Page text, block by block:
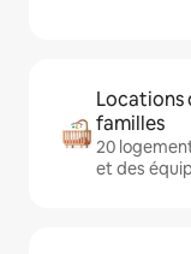
Locations
familles
20
et des